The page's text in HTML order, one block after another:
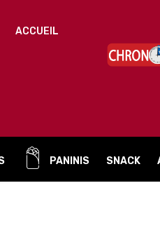
ACCUEIL
Mot de passe perdu ?
Un mot de passe sera
PANINIS SNACK